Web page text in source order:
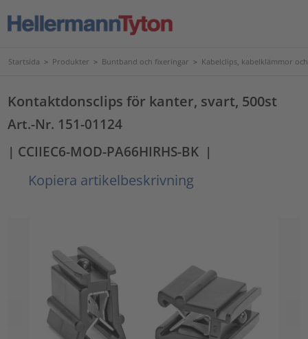
Startsida > Produkter > Buntband och fixeringar > Kabelclips, kabelklämmor
Kontaktdonsclips för kanter, svart, 500st
Art.-Nr. 151-01124
| CCIIEC6-MOD-PA66HIRHS-BK |
Kopiera artikelbeskrivning